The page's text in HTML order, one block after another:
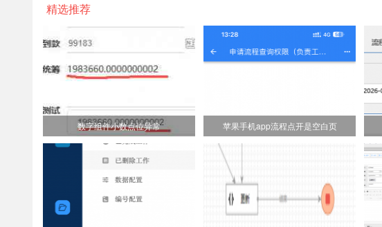
精选推荐
数字组件小数点位异常 苹果手机app流程点开是空白页